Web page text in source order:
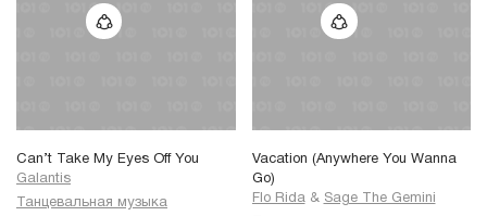
Can’t Take My Eyes Off You
Galantis
Танцевальная музыка
Vacation (Anywhere You Wanna
Go)
Flo Rida & Sage The Gemini